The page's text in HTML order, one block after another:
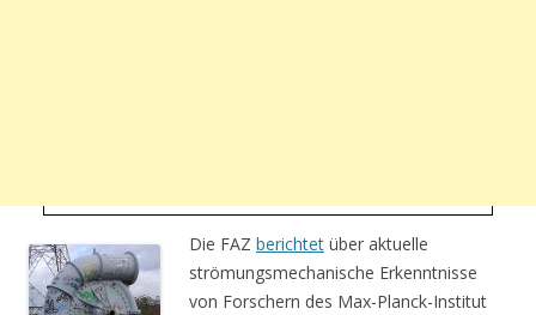
Die FAZ berichtet über aktuelle
strömungsmechanische Erkenntnisse
von Forschern des Max-Planck-Institut